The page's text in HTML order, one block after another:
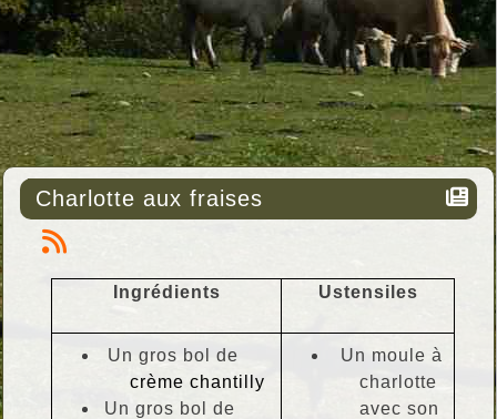
Charlotte aux fraises
Ingrédients Ustensiles
Un gros bol de
crème chantilly
Un gros bol de
Un moule à
charlotte
avec son